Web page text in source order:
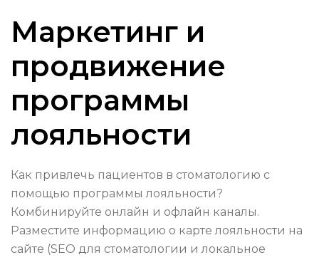
Маркетинг и
продвижение
программы
лояльности
Как привлечь пациентов в стоматологию с
помощью программы лояльности?
Комбинируйте онлайн и офлайн каналы.
Разместите информацию о карте лояльности на
сайте (SEO для стоматологии и локальное